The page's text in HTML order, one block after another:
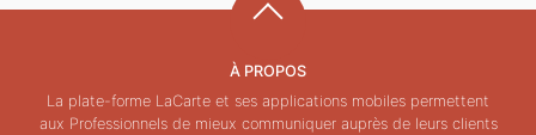
À PROPOS
La plate-forme LaCarte et ses applications mobiles permettent
aux Professionnels de mieux communiquer auprès de leurs clients